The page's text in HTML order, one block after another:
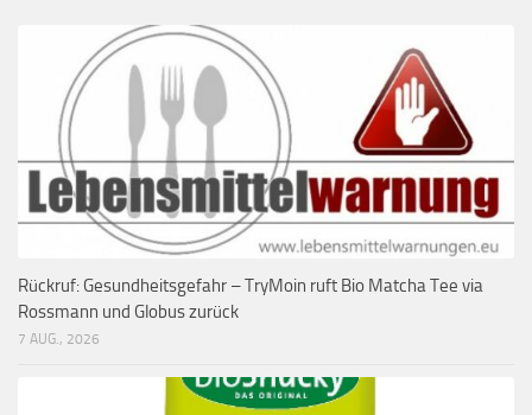
Rückruf: Gesundheitsgefahr – TryMoin ruft Bio Matcha Tee via
Rossmann und Globus zurück
7 AUG., 2026